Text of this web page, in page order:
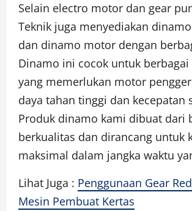
Selain electro motor dan gear
Teknik juga menyediakan
dan dinamo motor dengan
Dinamo ini cocok untuk berbagai
yang memerlukan motor
daya tahan tinggi dan kecepatan
Produk dinamo kami dibuat dari
berkualitas dan dirancang untuk
maksimal dalam jangka waktu
Lihat Juga : Penggunaan Gear
Mesin Pembuat Kertas